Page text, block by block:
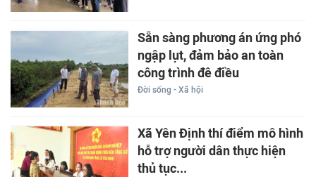
Sẵn sàng phương án ứng phó
ngập lụt, đảm bảo an toàn
công trình đê điều
Đời sống - Xã hội
Xã Yên Định thí điểm mô hình
hỗ trợ người dân thực hiện
thủ tục...